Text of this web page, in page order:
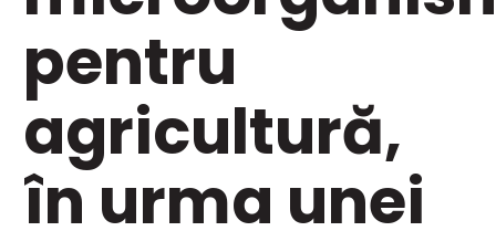
pentru
agricultură,
în urma unei